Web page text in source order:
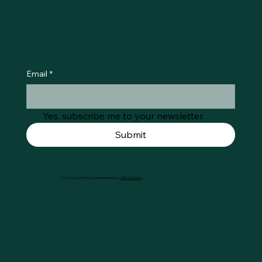
Email *
Yes, subscribe me to your newsletter.
Submit
© 2025 by Køtie's Shop. Designed & Built by LIDER Marketing